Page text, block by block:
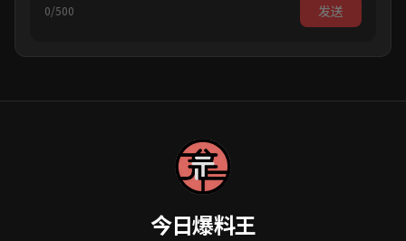
0/500 发送
今日爆料王